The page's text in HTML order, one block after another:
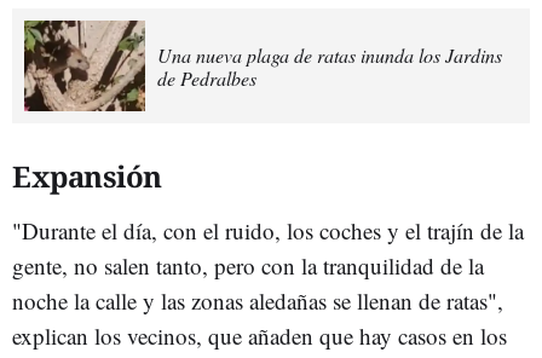
Una nueva plaga de ratas inunda los Jardins
de Pedralbes
Expansión
"Durante el día, con el ruido, los coches y el trajín de la
gente, no salen tanto, pero con la tranquilidad de la
noche la calle y las zonas aledañas se llenan de ratas",
explican los vecinos, que añaden que hay casos en los